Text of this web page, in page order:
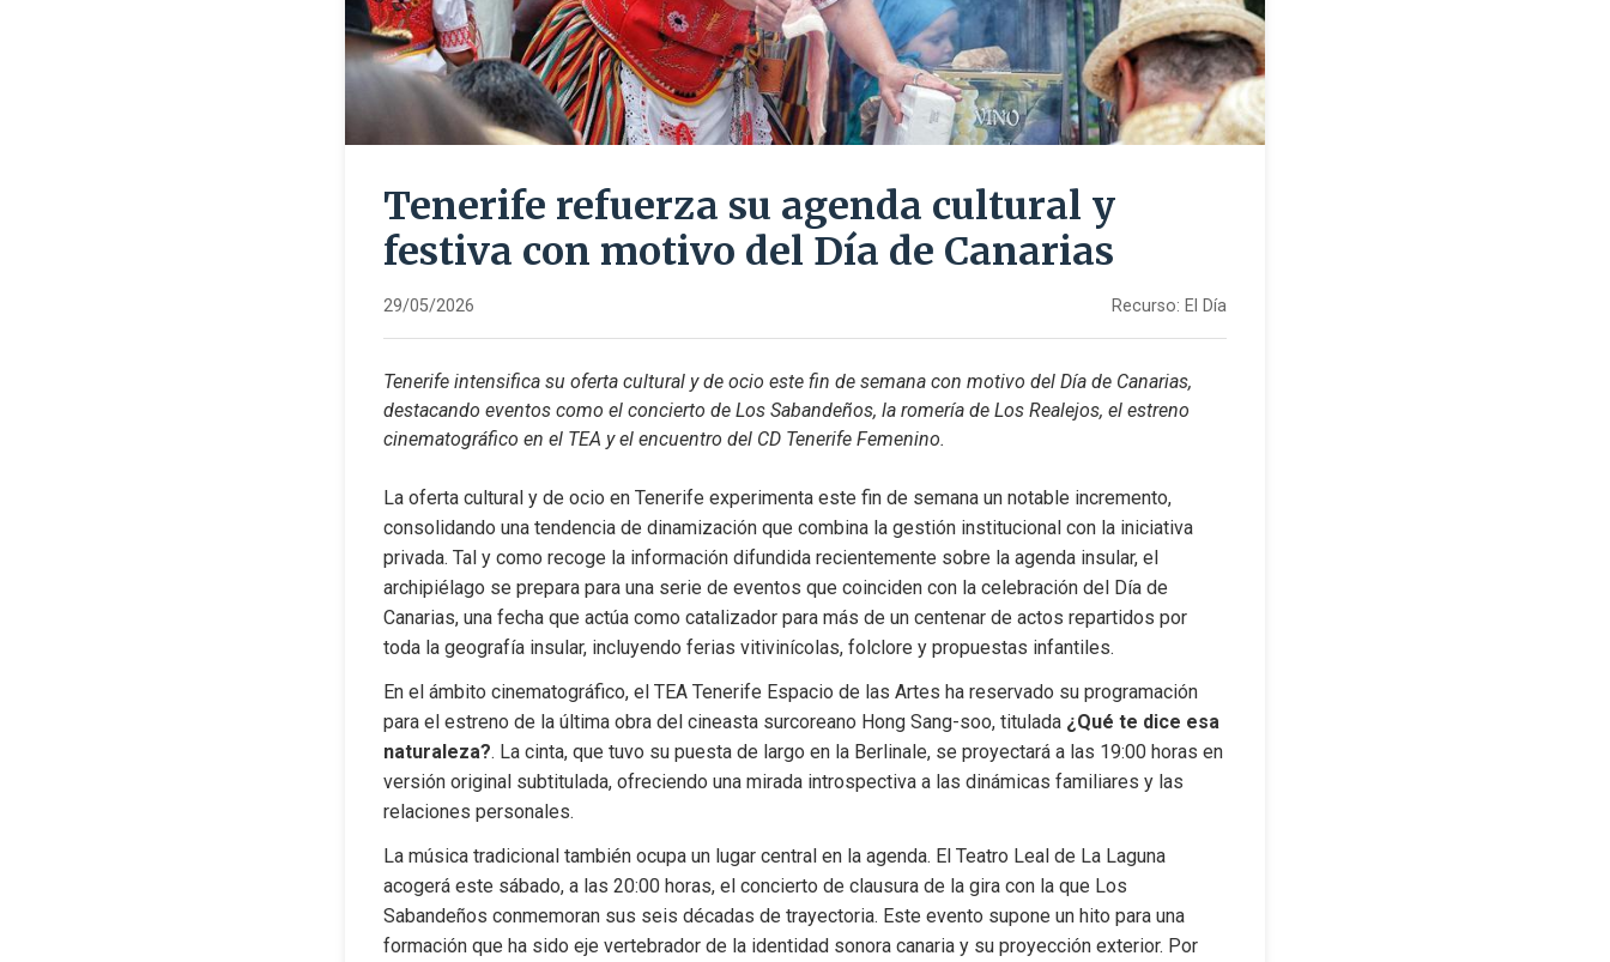
Tenerife refuerza su agenda cultural y
festiva con motivo del Día de Canarias
29/05/2026 Recurso: El Día
Tenerife intensifica su oferta cultural y de ocio este fin de semana con motivo del Día de Canarias,
destacando eventos como el concierto de Los Sabandeños, la romería de Los Realejos, el estreno
cinematográfico en el TEA y el encuentro del CD Tenerife Femenino.
La oferta cultural y de ocio en Tenerife experimenta este fin de semana un notable incremento,
consolidando una tendencia de dinamización que combina la gestión institucional con la iniciativa
privada. Tal y como recoge la información difundida recientemente sobre la agenda insular, el
archipiélago se prepara para una serie de eventos que coinciden con la celebración del Día de
Canarias, una fecha que actúa como catalizador para más de un centenar de actos repartidos por
toda la geografía insular, incluyendo ferias vitivinícolas, folclore y propuestas infantiles.
En el ámbito cinematográfico, el TEA Tenerife Espacio de las Artes ha reservado su programación
para el estreno de la última obra del cineasta surcoreano Hong Sang-soo, titulada ¿Qué te dice esa
naturaleza?. La cinta, que tuvo su puesta de largo en la Berlinale, se proyectará a las 19:00 horas en
versión original subtitulada, ofreciendo una mirada introspectiva a las dinámicas familiares y las
relaciones personales.
La música tradicional también ocupa un lugar central en la agenda. El Teatro Leal de La Laguna
acogerá este sábado, a las 20:00 horas, el concierto de clausura de la gira con la que Los
Sabandeños conmemoran sus seis décadas de trayectoria. Este evento supone un hito para una
formación que ha sido eje vertebrador de la identidad sonora canaria y su proyección exterior. Por